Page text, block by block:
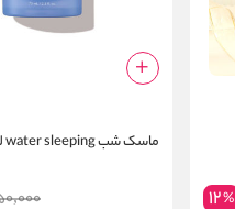
12%
ماسک شب water sleeping لانیژ